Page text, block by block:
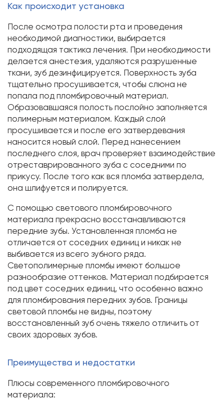
Как происходит установка
После осмотра полости рта и проведения
необходимой диагностики, выбирается
подходящая тактика лечения. При необходимости
делается анестезия, удаляются разрушенные
ткани, зуб дезинфицируется. Поверхность зуба
тщательно просушивается, чтобы слюна не
попала под пломбировочный материал.
Образовавшаяся полость послойно заполняется
полимерным материалом. Каждый слой
просушивается и после его затвердевания
наносится новый слой. Перед нанесением
последнего слоя, врач проверяет взаимодействие
отреставрированного зуба с соседними по
прикусу. После того как вся пломба затвердела,
она шлифуется и полируется.
С помощью светового пломбировочного
материала прекрасно восстанавливаются
передние зубы. Установленная пломба не
отличается от соседних единиц и никак не
выбивается из всего зубного ряда.
Светополимерные пломбы имеют большое
разнообразие оттенков. Материал подбирается
под цвет соседних единиц, что особенно важно
для пломбирования передних зубов. Границы
световой пломбы не видны, поэтому
восстановленный зуб очень тяжело отличить от
своих здоровых зубов.
Преимущества и недостатки
Плюсы современного пломбировочного
материала: